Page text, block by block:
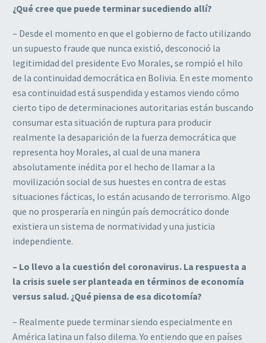
¿Qué cree que puede terminar sucediendo allí?
– Desde el momento en que el gobierno de facto utilizando
un supuesto fraude que nunca existió, desconoció la
legitimidad del presidente Evo Morales, se rompió el hilo
de la continuidad democrática en Bolivia. En este momento
esa continuidad está suspendida y estamos viendo cómo
cierto tipo de determinaciones autoritarias están buscando
consumar esta situación de ruptura para producir
realmente la desaparición de la fuerza democrática que
representa hoy Morales, al cual de una manera
absolutamente inédita por el hecho de llamar a la
movilización social de sus huestes en contra de estas
situaciones fácticas, lo están acusando de terrorismo. Algo
que no prosperaría en ningún país democrático donde
existiera un sistema de normatividad y una justicia
independiente.
– Lo llevo a la cuestión del coronavirus. La respuesta a
la crisis suele ser planteada en términos de economía
versus salud. ¿Qué piensa de esa dicotomía?
– Realmente puede terminar siendo especialmente en
América latina un falso dilema. Yo entiendo que en países